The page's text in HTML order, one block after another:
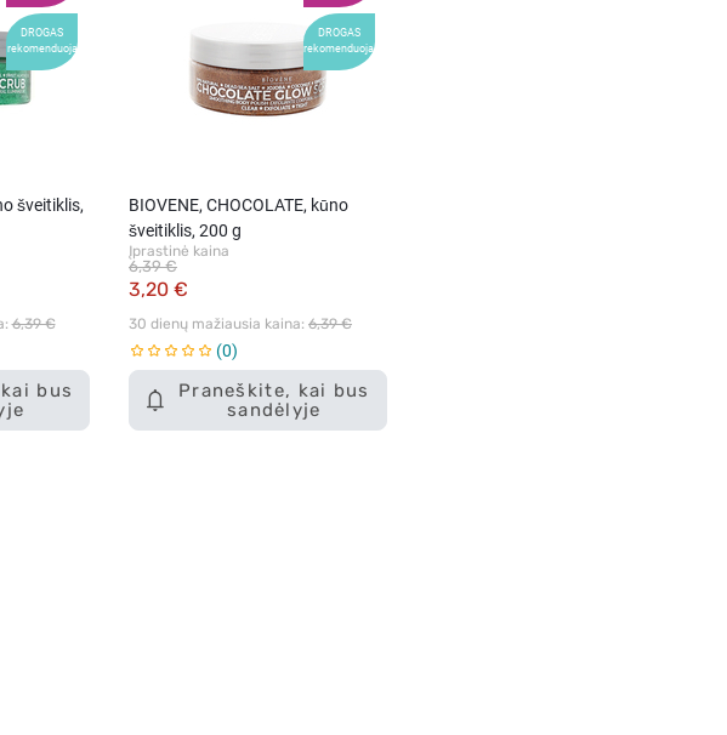
DROGAS
rekomenduoja
bus
šveitiklis,
6,39 €
DROGAS
rekomenduoja
Praneškite, kai bus
sandėlyje
BIOVENE, CHOCOLATE, kūno
šveitiklis, 200 g
Įprastinė kaina
3,20 €
6,39 €
30 dienų mažiausia kaina: 6,39 €
0